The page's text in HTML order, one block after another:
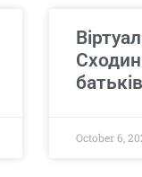
October 6,